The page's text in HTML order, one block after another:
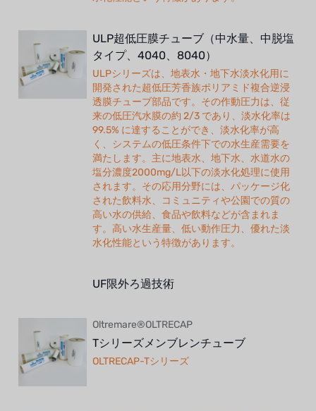
ULP超低圧膜チューブ（中水量、中脱塩
タイプ、4040、8040）
ULPシリーズは、地表水・地下水淡水化用に
開発された超低圧芳香族ポリアミド複合逆浸
透膜チューブ部品です。その作動圧力は、従
来の低圧汽水膜の約 2/3 であり、淡水化率は
99.5% に達することができ、淡水化率が高
く、システムの低圧条件下での水生産需要を
満たします。主に地表水、地下水、水道水の
塩分濃度2000mg/L以下の淡水化処理に使用
されます。その応用分野には、パッケージ化
された飲料水、コミュニティや公園での質の
高い水の供給、食品や飲料などが含まれま
す。高い水生産量、低い動作圧力、優れた淡
水化性能という特徴があります。
UF限外ろ過技術
Oltremare®OLTRECAP
Tシリーズメンブレンチューブ
OLTRECAP-Tシリーズ